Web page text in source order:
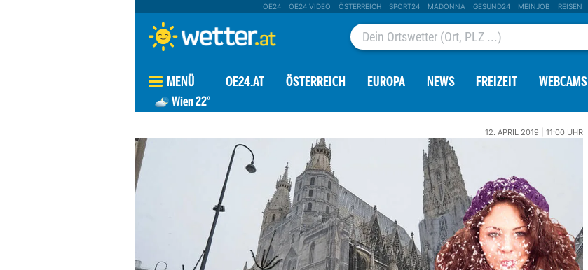
OE24 OE24 VIDEO ÖSTERREICH SPORT24 MADONNA GESUND24 MEINJOB REISEN
MENÜ OE24.AT ÖSTERREICH EUROPA NEWS FREIZEIT WEBCAMS
Wien22°
12. APRIL 2019 | 11:00 UHR